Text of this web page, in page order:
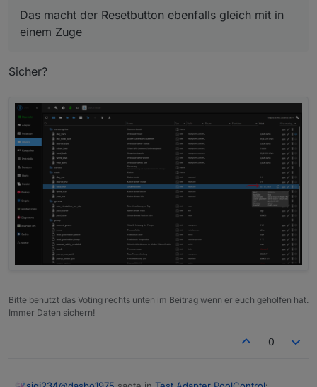
ch habe einen Resetbutton eingefügt. Er
setzt alle Wert auf =. Der Button ist im
Das macht der Resetbutton ebenfalls gleich mit in
einem Zuge
Sicher?
Bitte benutzt das Voting rechts unten im Beitrag wenn er euch geholfen hat.
Immer Daten sichern!
0